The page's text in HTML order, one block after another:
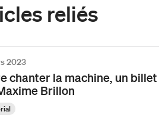
reliés
chanter la machine, un billet
Brillon
2023